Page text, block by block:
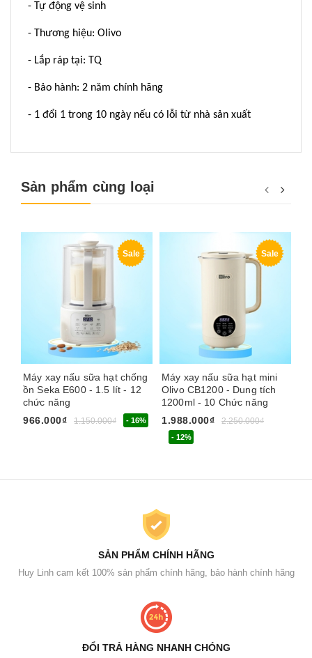
- Tự động vệ sinh
- Thương hiệu: Olivo
- Lắp ráp tại: TQ
- Bảo hành: 2 năm chính hãng
- 1 đổi 1 trong 10 ngày nếu có lỗi từ nhà sản xuất
Sản phẩm cùng loại
Sale
Máy xay nấu sữa hạt chống
ồn Seka E600 - 1.5 lít - 12
chức năng
966.000₫
1.150.000₫ - 16%
Sale
Máy xay nấu sữa hạt mini
Olivo CB1200 - Dung tích
1200ml - 10 Chức năng
1.988.000₫
2.250.000₫
- 12%
SẢN PHẨM CHÍNH HÃNG
Huy Linh cam kết 100% sản phẩm chính hãng, bảo hành chính hãng
ĐỔI TRẢ HÀNG NHANH CHÓNG